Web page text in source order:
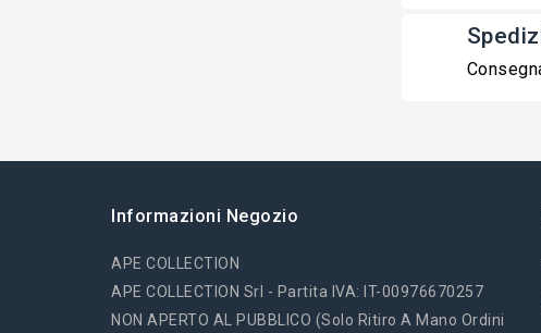
Informazioni Negozio
APE COLLECTION
APE COLLECTION Srl - Partita IVA: IT-00976670257
NON APERTO AL PUBBLICO (solo Ritiro A Mano Ordini